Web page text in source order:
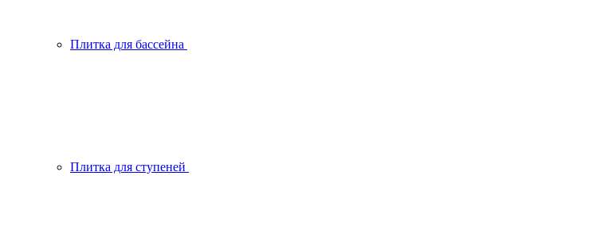
Плитка для бассейна
Плитка для ступеней